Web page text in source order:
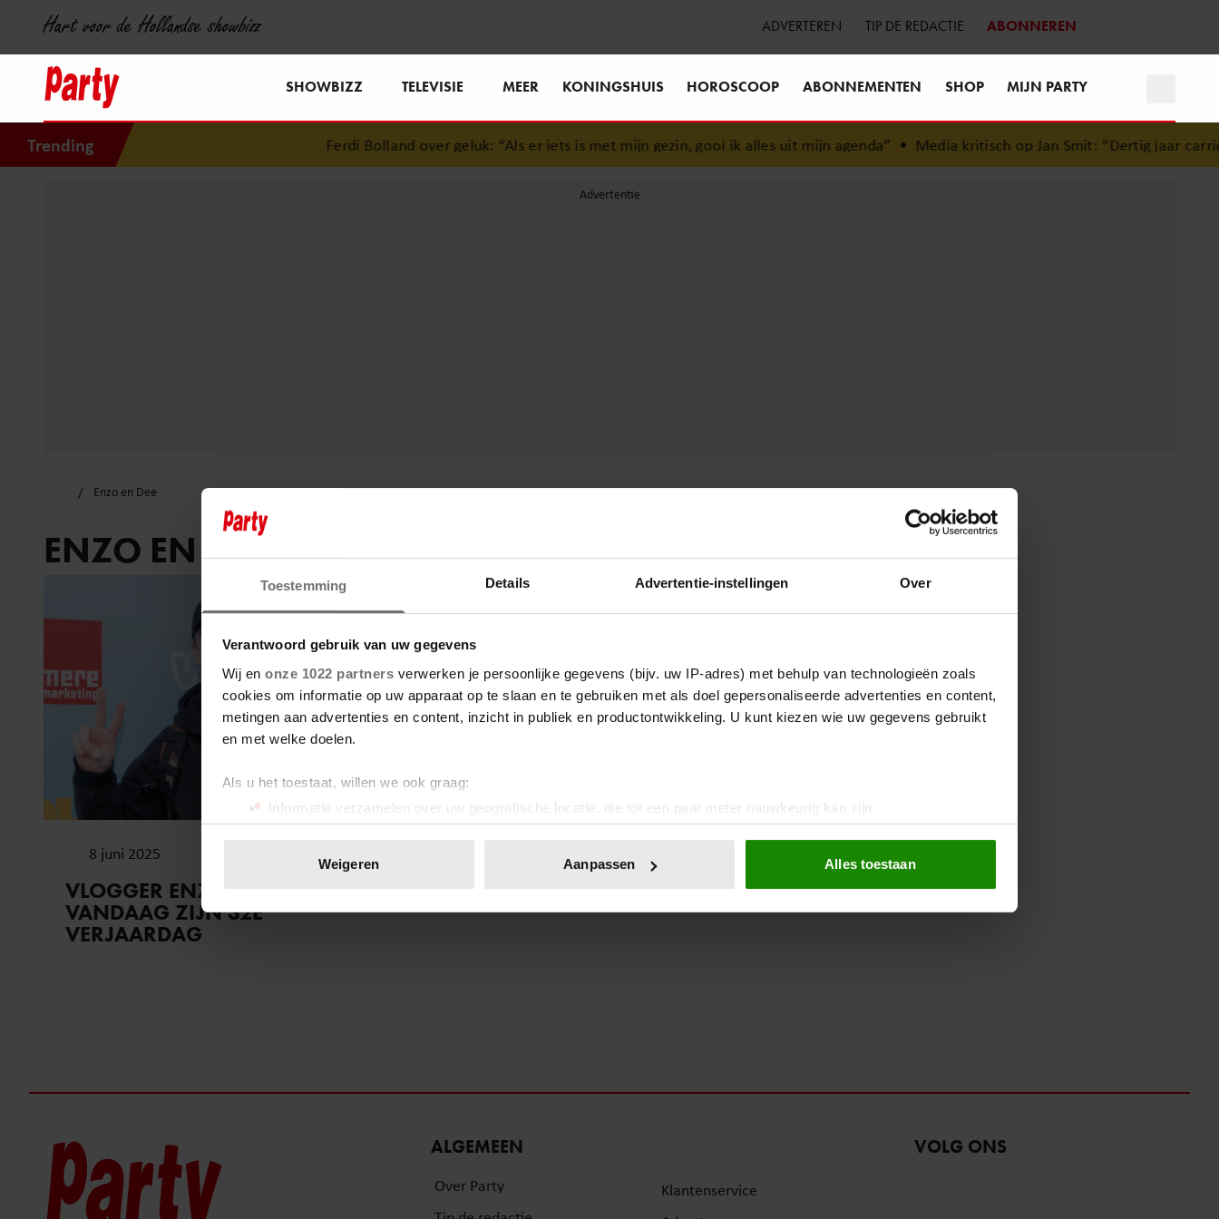
Toestemming Details Advertentie-instellingen Over
Verantwoord gebruik van uw gegevens
Wij en onze 1022 partners verwerken je persoonlijke gegevens (bijv. uw IP-adres) met behulp van technologieën zoals
cookies om informatie op uw apparaat op te slaan en te gebruiken met als doel gepersonaliseerde advertenties en content,
metingen aan advertenties en content, inzicht in publiek en productontwikkeling. U kunt kiezen wie uw gegevens gebruikt
en met welke doelen.
Als u het toestaat, willen we ook graag:
Informatie verzamelen over uw geografische locatie, die tot een paar meter nauwkeurig kan zijn
Uw apparaat identificeren door het actief te scannen op specifieke eigenschappen (fingerprinting)
toestemming op elk moment wijzigen of intrekken in de Cookieverklaring.
We gebruiken cookies om content en advertenties te personaliseren, om functies voor social media te bieden en om ons
Weigeren Aanpassen Alles toestaan
Hart voor de Hollandse showbizz ADVERTEREN TIP DE REDACTIE ABONNEREN
SHOWBIZZ TELEVISIE MEER KONINGSHUIS HOROSCOOP ABONNEMENTEN SHOP MIJN PARTY
Trending Ferdi Bolland over geluk: “Als er iets is met mijn gezin, gooi ik alles uit mijn agenda”• Media kritisch op Jan Smit: “Dertig jaar
Enzo en Dee
ENZO EN DEE
8 juni 2025
VLOGGER ENZO KNOL VIERT
VANDAAG ZIJN 32E
VERJAARDAG
ALGEMEEN
Over Party
Klantenservice
VOLG ONS